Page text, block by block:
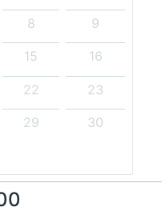
8 9
15 16
22 23
29 30